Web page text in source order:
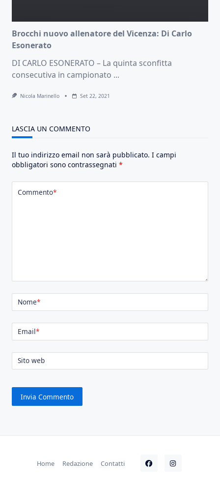
Brocchi nuovo allenatore del Vicenza: Di Carlo
Esonerato
DI CARLO ESONERATO – La quinta sconfitta
consecutiva in campionato ...
Nicola Marinello Set 22, 2021
LASCIA UN COMMENTO
Il tuo indirizzo email non sarà pubblicato. I campi
obbligatori sono contrassegnati *
Commento*
Nome*
Email*
Sito web
Home Redazione Contatti